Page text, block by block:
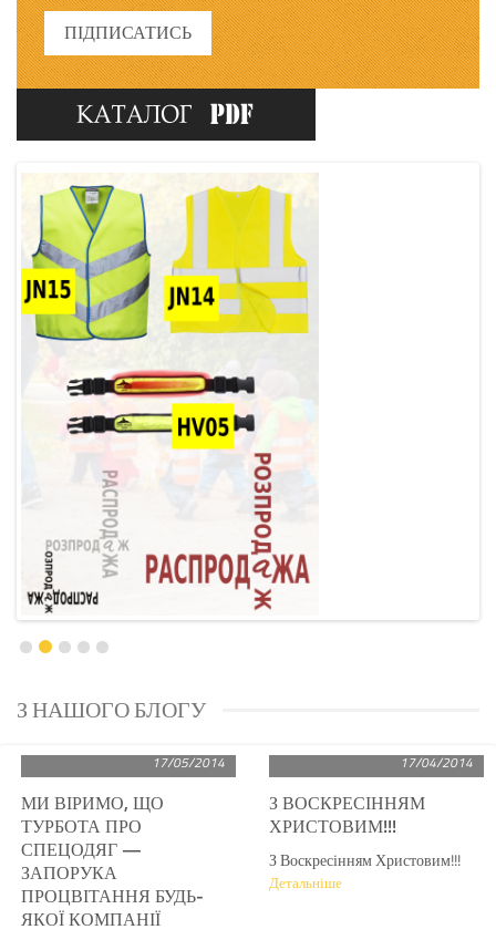
ПІДПИСАТИСЬ
З НАШОГО БЛОГУ
17/05/2014
МИ ВІРИМО, ЩО
ТУРБОТА ПРО
СПЕЦОДЯГ —
ЗАПОРУКА
ПРОЦВІТАННЯ БУДЬ-
ЯКОЇ КОМПАНІЇ
17/04/2014
З ВОСКРЕСІННЯМ
ХРИСТОВИМ!!!
З Воскресінням Христовим!!!
Детальніше